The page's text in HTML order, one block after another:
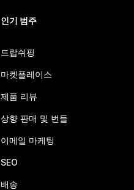
인기 범주
드랍쉬핑
마켓플레이스
제품 리뷰
상향 판매 및 번들
이메일 마케팅
SEO
배송